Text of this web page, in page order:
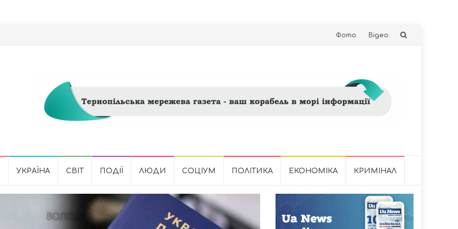
Skip
Фото Відео
УКРАЇНА СВІТ ПОДІЇ ЛЮДИ СОЦІУМ ПОЛІТИКА ЕКОНОМІКА КРИМІНАЛ